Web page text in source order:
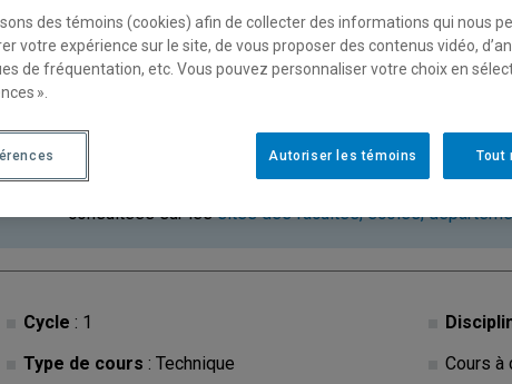
Description Horaire - Été 2026 Horaire
Ce cours est à contenu variable. Les descriptions des
consultées sur lessites des facultés, écoles,
Cycle : 1
Type de cours : Technique
Cours à
des témoins (cookies) afin de collecter des informations qui nous
votre expérience sur le site, de vous proposer des contenus vidéo,
de fréquentation, etc. Vous pouvez personnaliser votre choix en
».
Tout
Autoriser les témoins